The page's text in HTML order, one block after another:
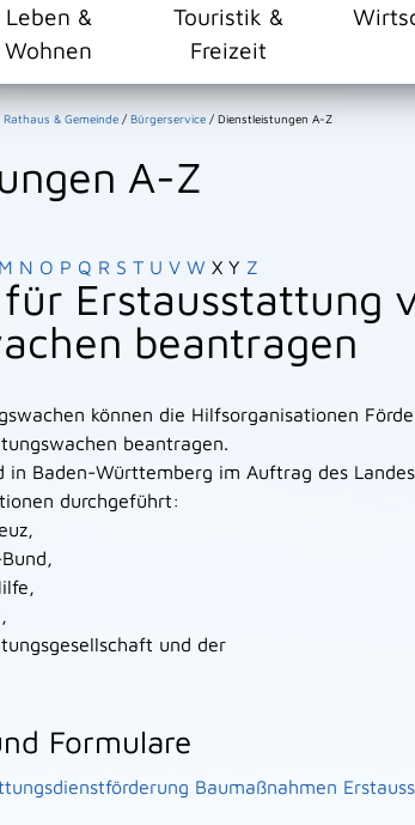
Leben &
Wohnen
Touristik &
Freizeit
Rathaus & Gemeinde / Bürgerservice / Dienstleistungen A-Z
A-Z
M N O P Q R S T U V W X Y Z
Erstausstattung
beantragen
können die Hilfsorganisationen
beantragen.
in Baden-Württemberg im Auftrag des
durchgeführt:
und der
Formulare
Baumaßnahmen